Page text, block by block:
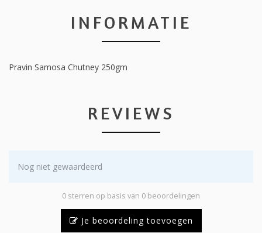
INFORMATIE
Pravin Samosa Chutney 250gm
REVIEWS
Nog niet gewaardeerd
0 sterren op basis van 0 beoordelingen
Je beoordeling toevoegen